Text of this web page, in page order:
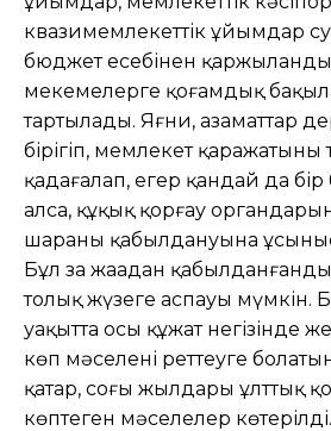
квазимемлекеттік ұйымдар
бюджет есебінен
мекемелерге қоғамдық
тартылады. Яғни, азаматтар
бірігіп, мемлекет
қадағалап, егер қандай да
алса, құқық қорғау
шараның қабылдануына
Бұл заң жаңадан
толық жүзеге аспауы мүмкін.
уақытта осы құжат негізінде
көп мəселені реттеуге
қатар, соңғы жылдары ұлттық
көптеген мəселелер